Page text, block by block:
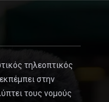
τηλεοπτικός
στην
τους νομούς